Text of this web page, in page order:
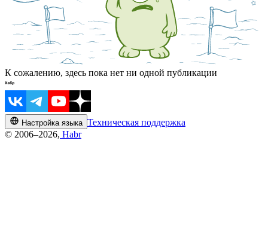
К сожалению, здесь пока нет ни одной публикации
Настройка языка Техническая поддержка
© 2006–2026, Habr